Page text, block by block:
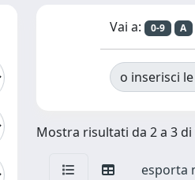
Vai a: 0-9 A
o inserisci
Mostra risultati da 2 a 3 di
esporta